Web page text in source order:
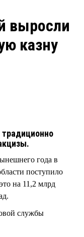
выросли
казну
года в
поступило
на 11,2 млрд
службы